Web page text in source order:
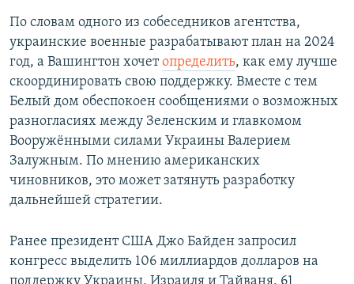
По словам одного из собеседников агентства,
украинские военные разрабатывают план на 2024
год, а Вашингтон хочетопределить, как ему лучше
скоординировать свою поддержку. Вместе с тем
Белый дом обеспокоен сообщениями о возможных
разногласиях между Зеленским и главкомом
Вооружёнными силами Украины Валерием
Залужным. По мнению американских
чиновников, это может затянуть разработку
дальнейшей стратегии.
Ранее президент США Джо Байден запросил
конгресс выделить 106 миллиардов долларов на